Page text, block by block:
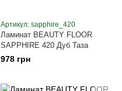
Артикул: sapphire_420
Ламинат BEAUTY FLOOR
SAPPHIRE 420 Дуб Таза
978 грн